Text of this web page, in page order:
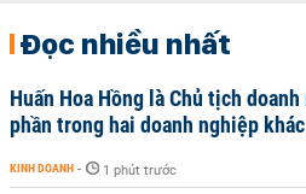
Đọc nhiều nhất
Huấn Hoa Hồng là Chủ tịch
phần trong hai doanh nghiệp khác
KINH DOANH - 1 phút trước